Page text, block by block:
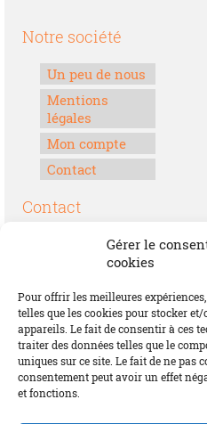
Gérer le
cookies
Pour offrir les meilleures
telles que les cookies pour stocker
appareils. Le fait de consentir à ces
traiter des données telles que le
uniques sur ce site. Le fait de ne pas
consentement peut avoir un effet
et fonctions.
Notre société
Un peu de nous
Mentions
légales
Mon compte
Contact
Contact
Boulevard Félix
Blog